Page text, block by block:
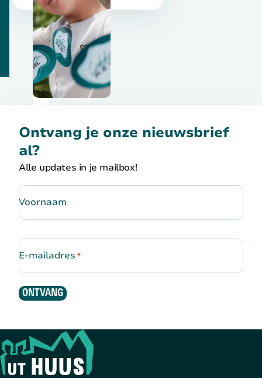
Ontvang je onze nieuwsbrief
al?
Alle updates in je mailbox!
Voornaam
E-mailadres *
ONTVANG
Terug naar de startpagina